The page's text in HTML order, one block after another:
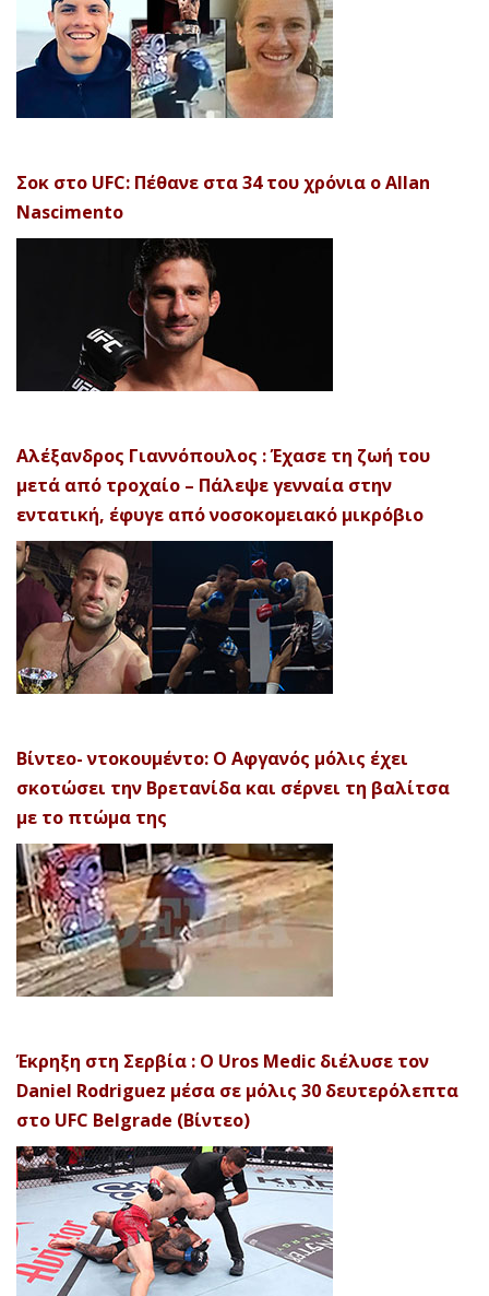
Σοκ στο UFC: Πέθανε στα 34 του χρόνια ο Allan
Nascimento
Αλέξανδρος Γιαννόπουλος : Έχασε τη ζωή του
μετά από τροχαίο – Πάλεψε γενναία στην
εντατική, έφυγε από νοσοκομειακό μικρόβιο
Βίντεο- ντοκουμέντο: Ο Αφγανός μόλις έχει
σκοτώσει την Βρετανίδα και σέρνει τη βαλίτσα
με το πτώμα της
Έκρηξη στη Σερβία : Ο Uros Medic διέλυσε τον
Daniel Rodriguez μέσα σε μόλις 30 δευτερόλεπτα
στο UFC Belgrade (Βίντεο)